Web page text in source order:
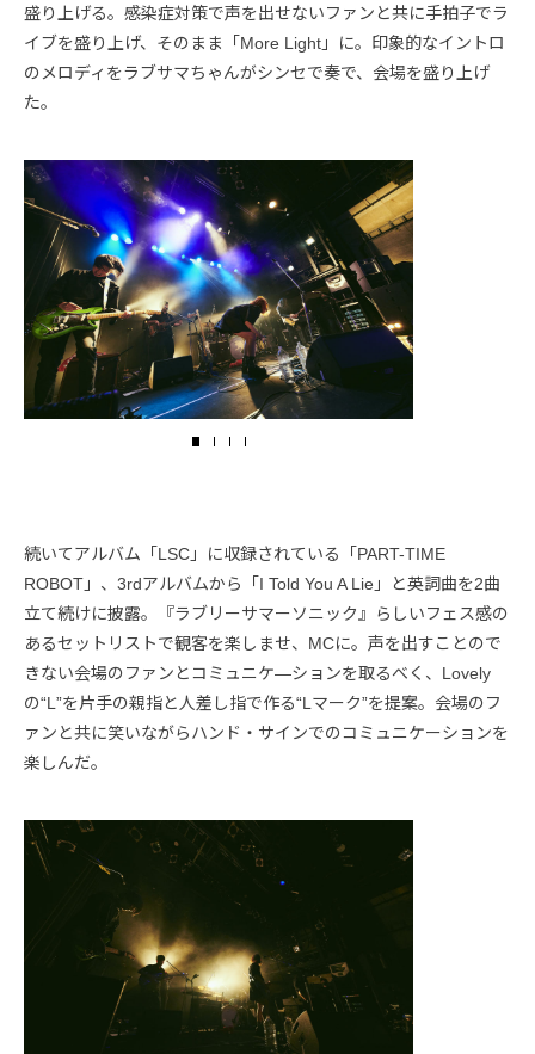
盛り上げる。感染症対策で声を出せないファンと共に手拍子でラ
イブを盛り上げ、そのまま「More Light」に。印象的なイントロ
のメロディをラブサマちゃんがシンセで奏で、会場を盛り上げ
た。
続いてアルバム「LSC」に収録されている「PART-TIME
ROBOT」、3rdアルバムから「I Told You A Lie」と英詞曲を2曲
立て続けに披露。『ラブリーサマーソニック』らしいフェス感の
あるセットリストで観客を楽しませ、MCに。声を出すことので
きない会場のファンとコミュニケ―ションを取るべく、Lovely
の“L”を片手の親指と人差し指で作る“Lマーク”を提案。会場のフ
ァンと共に笑いながらハンド・サインでのコミュニケーションを
楽しんだ。